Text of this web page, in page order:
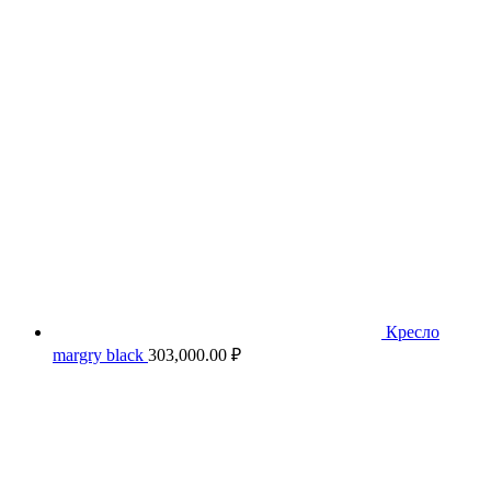
Кресло
margry black 303,000.00 ₽